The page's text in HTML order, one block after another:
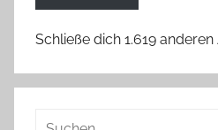
Schließe dich 1.619
Suchen